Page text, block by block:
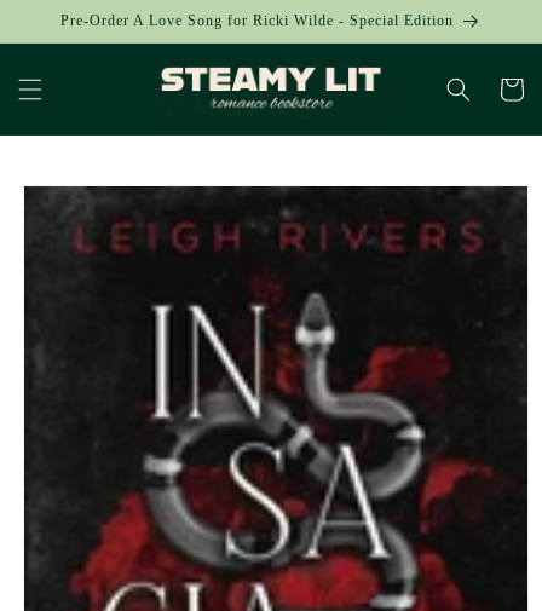
Skip to
Pre-Order A Love Song for Ricki Wilde - Special Edition
Cart
Skip to
product
information